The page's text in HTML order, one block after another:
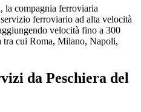
la compagnia ferroviaria
ferroviario ad alta velocità
velocità fino a 300
cui Roma, Milano, Napoli,
da Peschiera del